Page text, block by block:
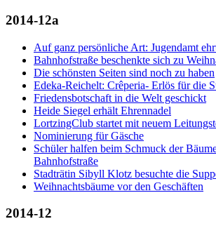
2014-12a
Auf ganz persönliche Art: Jugendamt
Bahnhofstraße beschenkte sich zu
Die schönsten Seiten sind noch zu haben
Edeka-Reichelt: Crêperia- Erlös für die
Friedensbotschaft in die Welt geschickt
Heide Siegel erhält Ehrennadel
LortzingClub startet mit neuem
Nominierung für Gäsche
Schüler halfen beim Schmuck der
Bahnhofstraße
Stadträtin Sibyll Klotz besuchte die
Weihnachtsbäume vor den Geschäften
2014-12